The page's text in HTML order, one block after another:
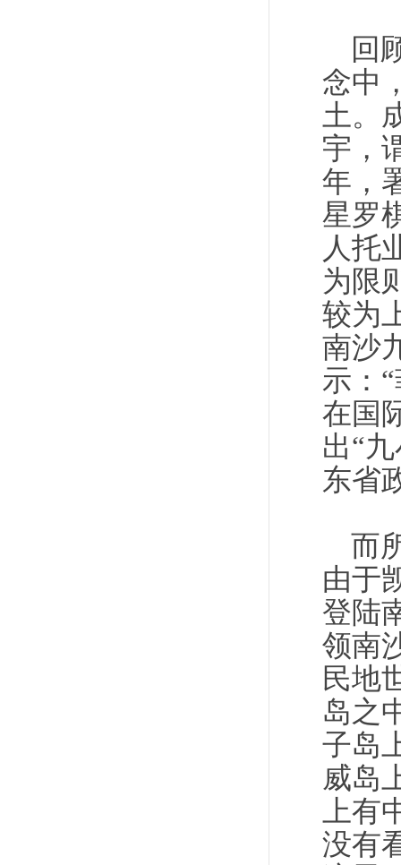
回
念中
土。
宇，
年，
星罗
人托
为限
较为
南沙
示：
在国
出“
东省
而
由于
登陆
领南
民地
岛之
子岛
威岛
上
没有